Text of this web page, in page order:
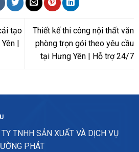
tạo
|
Thiết kế thi công nội thất văn
phòng trọn gói theo yêu cầu
tại Hưng Yên | Hỗ trợ 24/7
TNHH SẢN XUẤT VÀ DỊCH VỤ
PHÁT